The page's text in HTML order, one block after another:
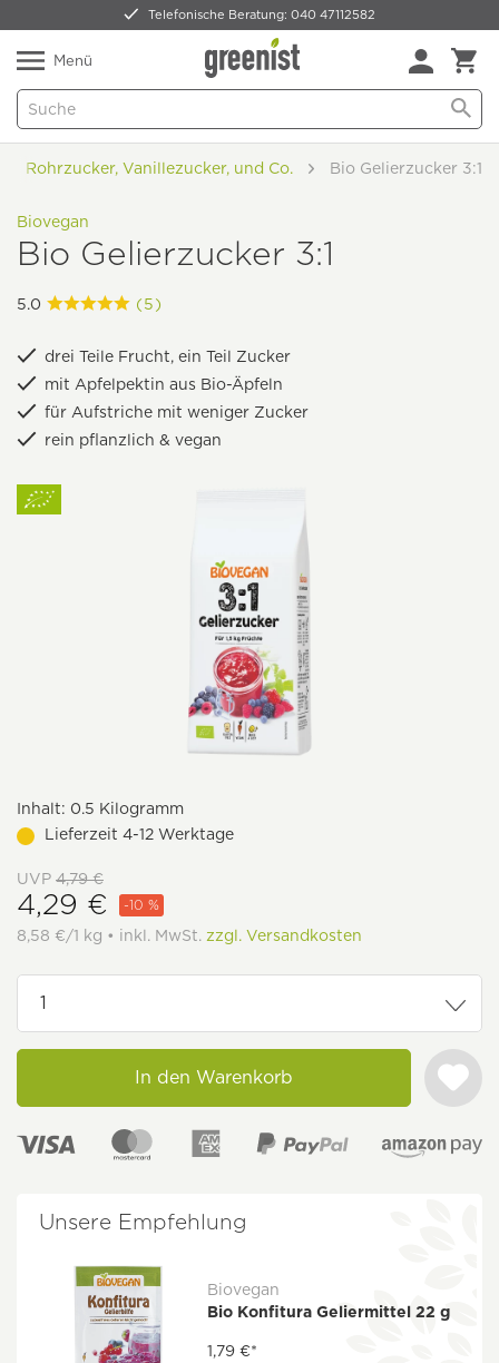
Telefonische Beratung: 040 47112582
Natürlich Pflanzlich Lecker
Menü
Rohrzucker, Vanillezucker, und Co. Bio Gelierzucker 3:1
Biovegan
Bio Gelierzucker 3:1
5.0 (5)
drei Teile Frucht, ein Teil Zucker
mit Apfelpektin aus Bio-Äpfeln
für Aufstriche mit weniger Zucker
rein pflanzlich & vegan
Inhalt: 0.5 Kilogramm
Lieferzeit 4-12 Werktage
UVP 4,79 €
4,29 € -10 %
8,58 €/1 kg • inkl. MwSt. zzgl. Versandkosten
In den Warenkorb
Unsere Empfehlung
Biovegan
Bio Konfitura Geliermittel 22 g
1,79 €*